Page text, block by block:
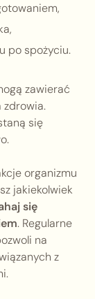
po spożyciu.
zawierać
zdrowia.
się
organizmu
jakiekolwiek
się
. Regularne
na
z